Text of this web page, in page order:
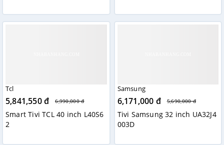
Tcl
5,841,550 đ 6,990,000 đ
Smart Tivi TCL 40 inch L40S6
2
Samsung
6,171,000 đ 5,690,000 đ
Tivi Samsung 32 inch UA32J4
003D